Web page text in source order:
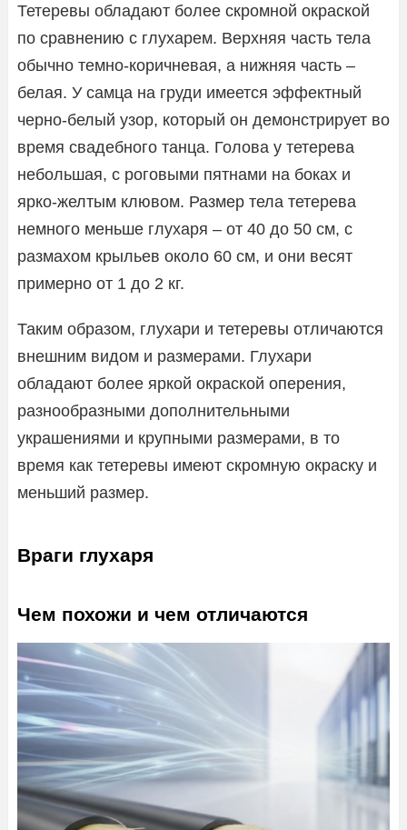
Тетеревы обладают более скромной окраской
по сравнению с глухарем. Верхняя часть тела
обычно темно-коричневая, а нижняя часть –
белая. У самца на груди имеется эффектный
черно-белый узор, который он демонстрирует во
время свадебного танца. Голова у тетерева
небольшая, с роговыми пятнами на боках и
ярко-желтым клювом. Размер тела тетерева
немного меньше глухаря – от 40 до 50 см, с
размахом крыльев около 60 см, и они весят
примерно от 1 до 2 кг.
Таким образом, глухари и тетеревы отличаются
внешним видом и размерами. Глухари
обладают более яркой окраской оперения,
разнообразными дополнительными
украшениями и крупными размерами, в то
время как тетеревы имеют скромную окраску и
меньший размер.
Враги глухаря
Чем похожи и чем отличаются